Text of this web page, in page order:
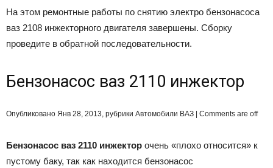
На этом ремонтные работы по снятию электро бензонасоса
ваз 2108 инжекторного двигателя завершены. Сборку
проведите в обратной последовательности.
Бензонасос ваз 2110 инжектор
Опубликовано Янв 28, 2013, рубрики Автомобили ВАЗ | Comments are off
Бензонасос ваз 2110 инжектор очень «плохо относится» к
пустому баку, так как находится бензонасос